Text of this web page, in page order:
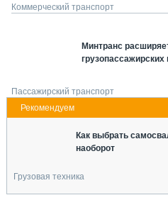
Коммерческий транспорт
Минтранс
грузопассажирских
Пассажирский транспорт
Как выбрать
наоборот
Грузовая техника